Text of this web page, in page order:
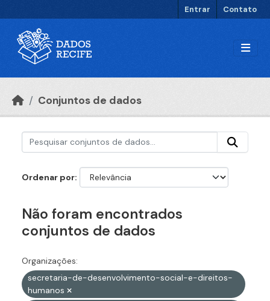
Entrar Contato
Conjuntos de dados
Ordenar por
Não foram encontrados
conjuntos de dados
Organizações:
secretaria-de-desenvolvimento-social-e-direitos-
humanos